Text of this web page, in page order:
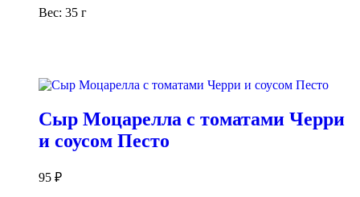
Вес: 35 г
Сыр Моцарелла с томатами Черри
и соусом Песто
95 ₽